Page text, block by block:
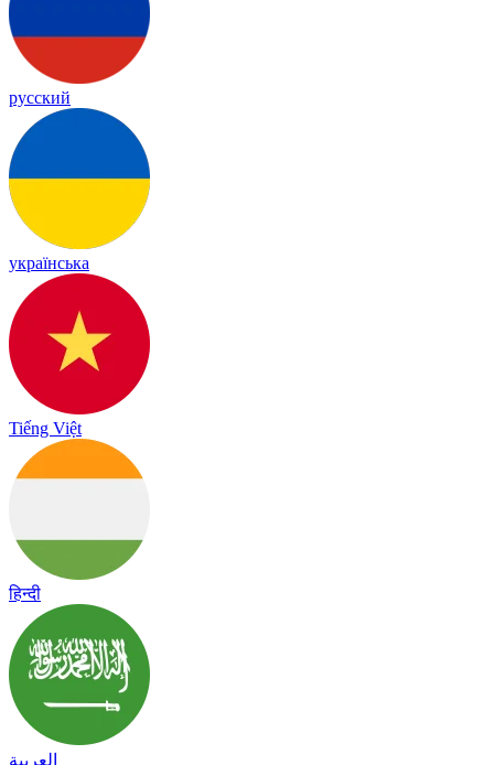
русский
українська
Tiếng Việt
हिन्दी
العربية